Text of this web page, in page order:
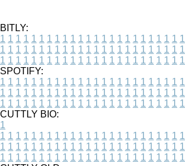
BITLY:
1 1 1 1 1 1 1 1 1 1 1 1 1 1 1 1 1 1 1 1 1 1 1 1
1 1 1 1 1 1 1 1 1 1 1 1 1 1 1 1 1 1 1 1 1 1 1 1
1 1 1 1 1 1 1 1 1 1 1 1 1 1 1 1 1 1 1 1 1 1 1 1
SPOTIFY:
1 1 1 1 1 1 1 1 1 1 1 1 1 1 1 1 1 1 1 1 1 1 1 1
1 1 1 1 1 1 1 1 1 1 1 1 1 1 1 1 1 1 1 1 1 1 1 1
1 1 1 1 1 1 1 1 1 1 1 1 1 1 1 1 1 1 1 1 1 1 1 1
CUTTLY BIO:
1
1 1 1 1 1 1 1 1 1 1 1 1 1 1 1 1 1 1 1 1 1 1 1 1
1 1 1 1 1 1 1 1 1 1 1 1 1 1 1 1 1 1 1 1 1 1 1 1
1 1 1 1 1 1 1 1 1 1 1 1 1 1 1 1 1 1 1 1 1 1 1 1